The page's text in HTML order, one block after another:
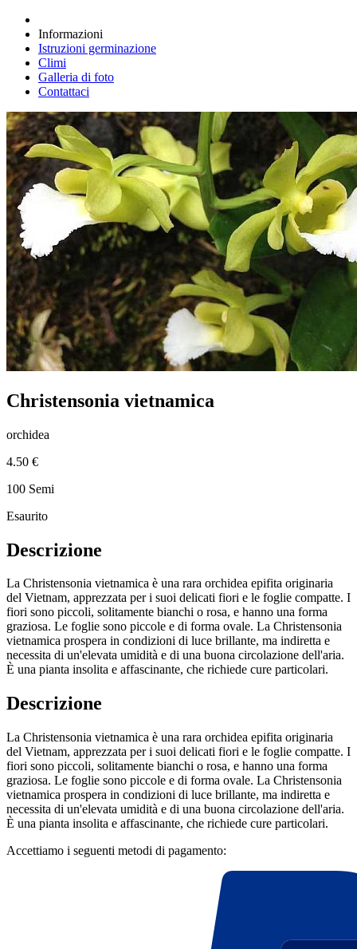
Informazioni
Istruzioni germinazione
Climi
Galleria di foto
Contattaci
Christensonia vietnamica
orchidea
4.50 €
100 Semi
Esaurito
Descrizione
La Christensonia vietnamica è una rara orchidea epifita originaria
del Vietnam, apprezzata per i suoi delicati fiori e le foglie compatte. I
fiori sono piccoli, solitamente bianchi o rosa, e hanno una forma
graziosa. Le foglie sono piccole e di forma ovale. La Christensonia
vietnamica prospera in condizioni di luce brillante, ma indiretta e
necessita di un'elevata umidità e di una buona circolazione dell'aria.
È una pianta insolita e affascinante, che richiede cure particolari.
Descrizione
La Christensonia vietnamica è una rara orchidea epifita originaria
del Vietnam, apprezzata per i suoi delicati fiori e le foglie compatte. I
fiori sono piccoli, solitamente bianchi o rosa, e hanno una forma
graziosa. Le foglie sono piccole e di forma ovale. La Christensonia
vietnamica prospera in condizioni di luce brillante, ma indiretta e
necessita di un'elevata umidità e di una buona circolazione dell'aria.
È una pianta insolita e affascinante, che richiede cure particolari.
Accettiamo i seguenti metodi di pagamento: